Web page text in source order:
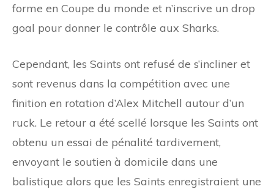
forme en Coupe du monde et n’inscrive un drop
goal pour donner le contrôle aux Sharks.
Cependant, les Saints ont refusé de s’incliner et
sont revenus dans la compétition avec une
finition en rotation d’Alex Mitchell autour d’un
ruck. Le retour a été scellé lorsque les Saints ont
obtenu un essai de pénalité tardivement,
envoyant le soutien à domicile dans une
balistique alors que les Saints enregistraient une